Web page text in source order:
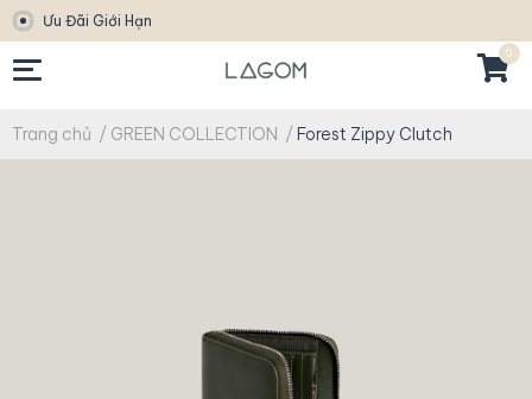
Ưu Đãi Giới Hạn
0
Trang chủ / GREEN COLLECTION /Forest Zippy Clutch